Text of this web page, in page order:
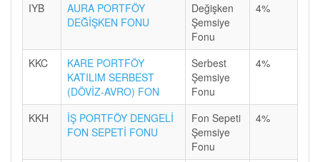
IYB
AURA PORTFÖY
DEĞİŞKEN FONU
Değişken
Şemsiye
Fonu
4%
KKC
KARE PORTFÖY
KATILIM SERBEST
(DÖVİZ-AVRO) FON
Serbest
Şemsiye
Fonu
4%
KKH
İŞ PORTFÖY DENGELİ
FON SEPETİ FONU
Fon Sepeti
Şemsiye
Fonu
4%